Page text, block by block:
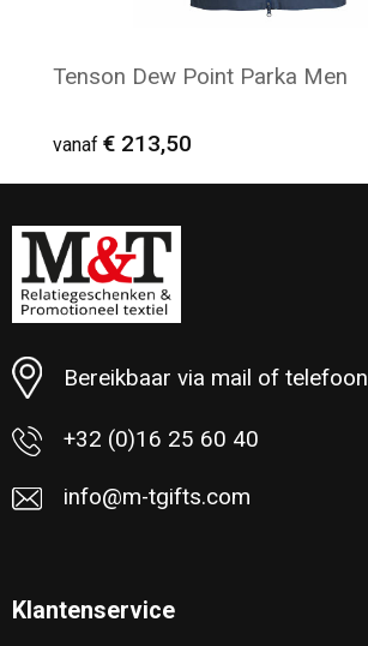
Tenson Dew Point Parka Men
vanaf € 213,50
Minimale afname: 1
Bereikbaar via mail of telefoon
+32 (0)16 25 60 40
info@m-tgifts.com
Klantenservice